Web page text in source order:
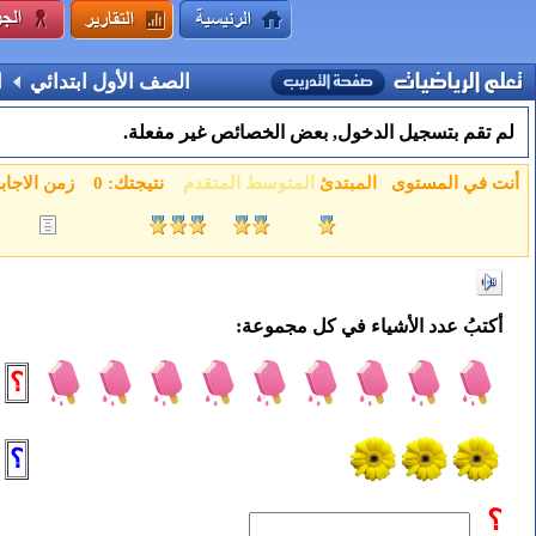
الصف الأول ابتدائي
لم تقم بتسجيل الدخول, بعض الخصائص غير مفعلة.
أنت في المستوى المبتدئ المتوسط المتقدم نتيجتك: 0 زمن
أكتبُ عدد الأشياء في كل مجموعة:
؟
؟
؟